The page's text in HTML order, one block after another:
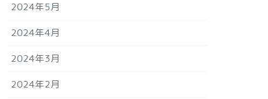
2024年5月
2024年4月
2024年3月
2024年2月